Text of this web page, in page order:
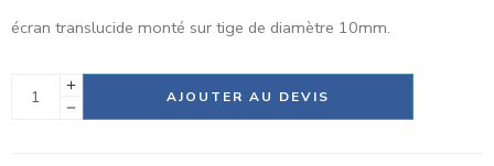
écran translucide monté sur tige de diamètre 10mm.
AJOUTER AU DEVIS
Alternative: